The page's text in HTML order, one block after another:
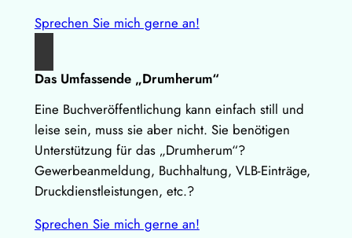
Sprechen Sie mich gerne an!
Das Umfassende „Drumherum“
Eine Buchveröffentlichung kann einfach still und
leise sein, muss sie aber nicht. Sie benötigen
Unterstützung für das „Drumherum“?
Gewerbeanmeldung, Buchhaltung, VLB-Einträge,
Druckdienstleistungen, etc.?
Sprechen Sie mich gerne an!